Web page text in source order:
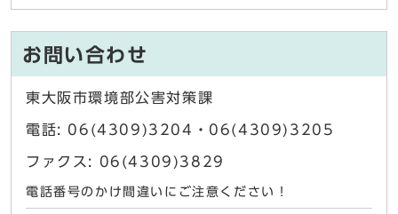
お問い合わせ
東大阪市環境部公害対策課
電話: 06(4309)3204・06(4309)3205
ファクス: 06(4309)3829
電話番号のかけ間違いにご注意ください！